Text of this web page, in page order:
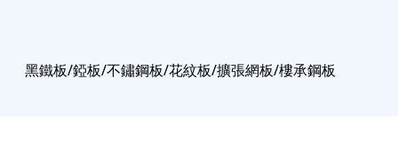
黑鐵板/錏板/不鏽鋼板/花紋板/擴張網板/樓承鋼板